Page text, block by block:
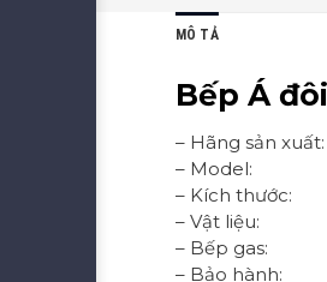
MÔ TẢ
Bếp Á
– Hãng sản
– Model:
– Kích thước:
– Vật liệu:
– Bếp gas:
– Bảo hành: